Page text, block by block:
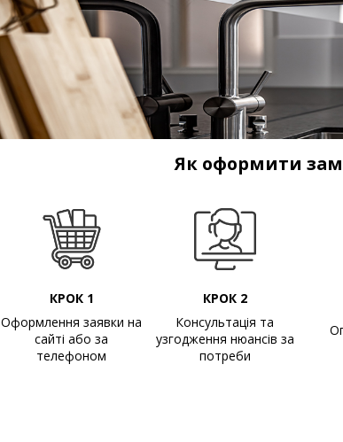
Як оформити
КРОК 1
Оформлення заявки на
сайті або за
телефоном
КРОК 2
Консультація та
узгодження нюансів за
потреби